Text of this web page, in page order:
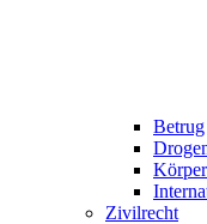
Betrug
Zivilrecht